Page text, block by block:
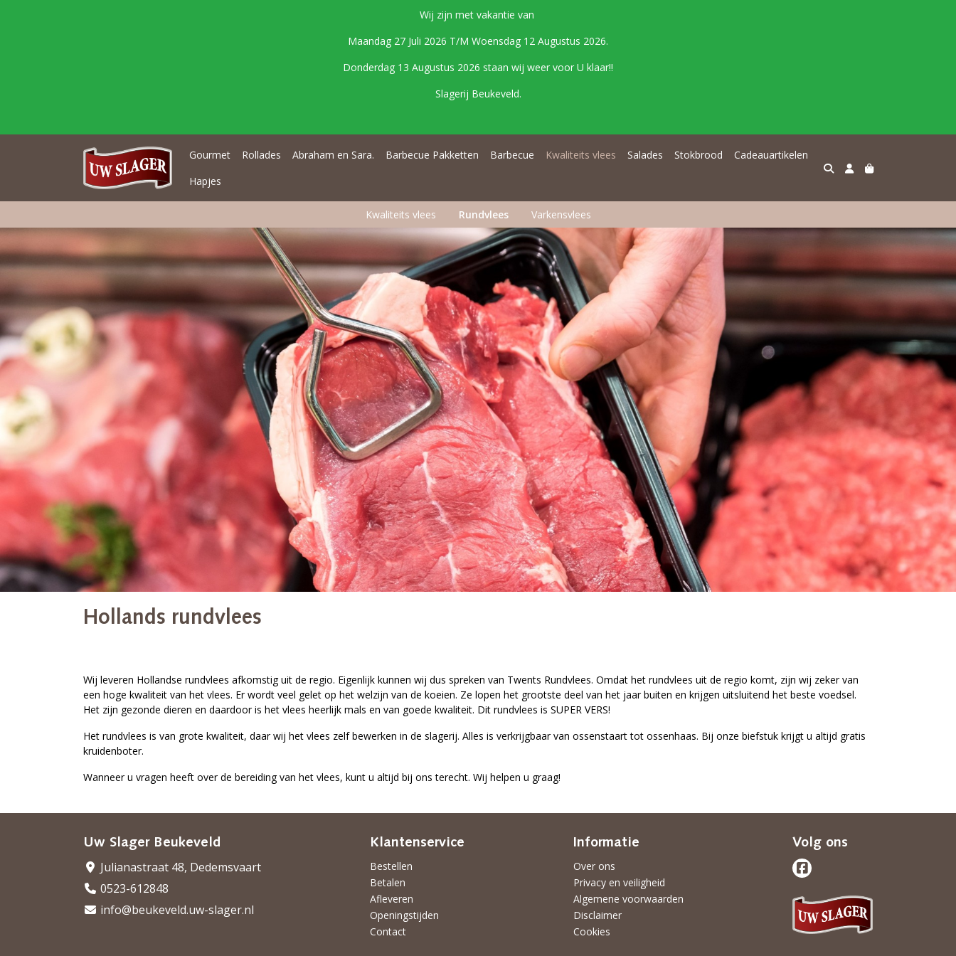
Wij zijn met vakantie van
Maandag 27 Juli 2026 T/M Woensdag 12 Augustus 2026.
Donderdag 13 Augustus 2026 staan wij weer voor U klaar!!
Slagerij Beukeveld.
Gourmet Rollades Abraham en Sara. Barbecue Pakketten Barbecue Kwaliteits vlees Salades Stokbrood
Cadeauartikelen
Hapjes
Kwaliteits vlees Rundvlees Varkensvlees
Hollands rundvlees
Wij leveren Hollandse rundvlees afkomstig uit de regio. Eigenlijk kunnen wij dus spreken van Twents Rundvlees. Omdat het rundvlees uit de regio komt, zijn wij zeker van
een hoge kwaliteit van het vlees. Er wordt veel gelet op het welzijn van de koeien. Ze lopen het grootste deel van het jaar buiten en krijgen uitsluitend het beste voedsel.
Het zijn gezonde dieren en daardoor is het vlees heerlijk mals en van goede kwaliteit. Dit rundvlees is SUPER VERS!
Het rundvlees is van grote kwaliteit, daar wij het vlees zelf bewerken in de slagerij. Alles is verkrijgbaar van ossenstaart tot ossenhaas. Bij onze biefstuk krijgt u altijd gratis
kruidenboter.
Wanneer u vragen heeft over de bereiding van het vlees, kunt u altijd bij ons terecht. Wij helpen u graag!
Uw Slager Beukeveld
Julianastraat 48, Dedemsvaart
0523-612848
info@beukeveld.uw-slager.nl
Klantenservice
Bestellen
Betalen
Afleveren
Openingstijden
Contact
Informatie
Over ons
Privacy en veiligheid
Algemene voorwaarden
Disclaimer
Cookies
Volg ons